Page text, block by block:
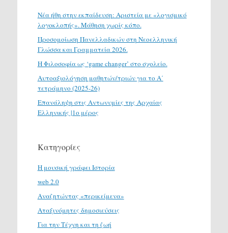
Νέα ήθη στην εκπαίδευση: Αριστεία με «λογισμικό
λογοκλοπής». Μάθηση χωρίς κόπο.
Προσομοίωση Πανελλαδικών στη Νεοελληνική
Γλώσσα και Γραμματεία 2026.
H Φιλοσοφία ως ‘game changer’ στο σχολείο.
Αυτοαξιολόγηση μαθητών/τριών για το Α΄
τετράμηνο (2025-26)
Επανάληψη στις Αντωνυμίες της Αρχαίας
Ελληνικής |1ο μέρος
Κατηγορίες
H μουσική γράφει Ιστορία
web 2.0
Αναζητώντας «περικείμενα»
Αταξινόμητες δημοσιεύσεις
Για την Τέχνη και τη ζωή